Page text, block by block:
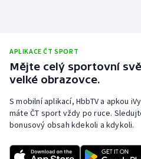
APLIKACE ČT SPORT
Mějte celý sportovní
velké obrazovce.
S mobilní aplikací, HbbTV a apkou
máte ČT sport vždy po ruce.
bonusový obsah kdekoli a kdykoli.